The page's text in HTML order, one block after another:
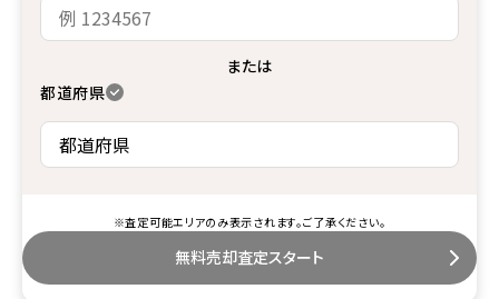
または
都道府県
※査定可能エリアのみ表示されます。ご了承ください。
無料売却査定スタート